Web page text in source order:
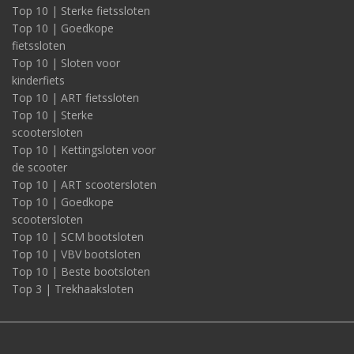
Top 10 | Sterke fietssloten
Top 10 | Goedkope
fietssloten
Top 10 | Sloten voor
kinderfiets
Top 10 | ART fietssloten
Top 10 | Sterke
scootersloten
Top 10 | Kettingsloten voor
de scooter
Top 10 | ART scootersloten
Top 10 | Goedkope
scootersloten
Top 10 | SCM bootsloten
Top 10 | VBV bootsloten
Top 10 | Beste bootsloten
Top 3 | Trekhaaksloten